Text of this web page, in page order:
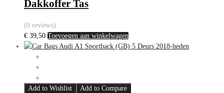
Dakkoffer Tas
(0 reviews)
€ 39,50 Toevoegen aan winkelwagen
Add to Wishlist
Add to Compare